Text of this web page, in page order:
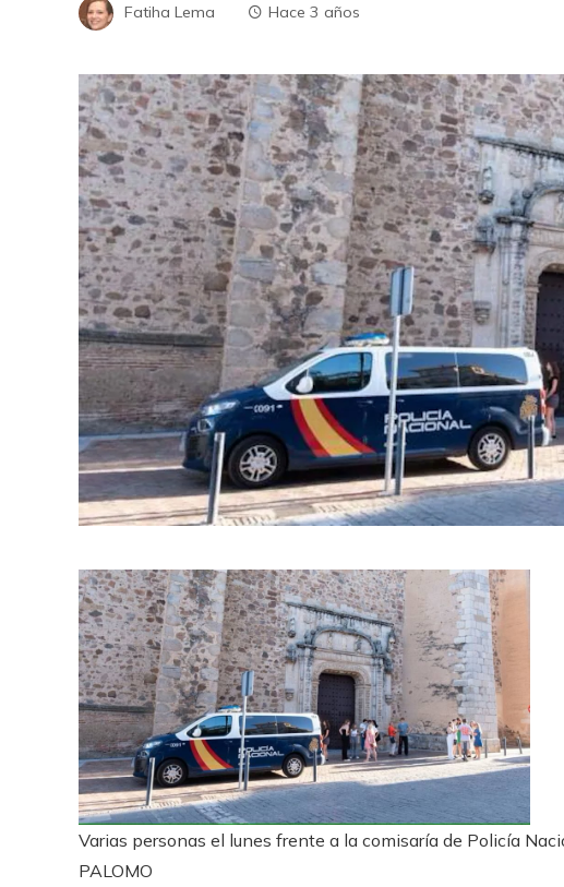
Fatiha Lema Hace 3 años
Varias personas el lunes frente a la comisaría de Policía
PALOMO